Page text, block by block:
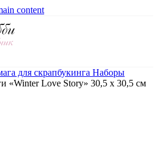
content
для скрапбукинга Наборы
«Winter Love Story» 30,5 x 30,5 см